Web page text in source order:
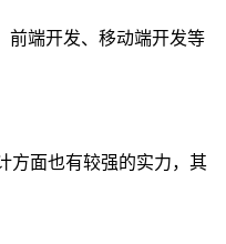
前端开发、移动端开发等
方面也有较强的实力，其